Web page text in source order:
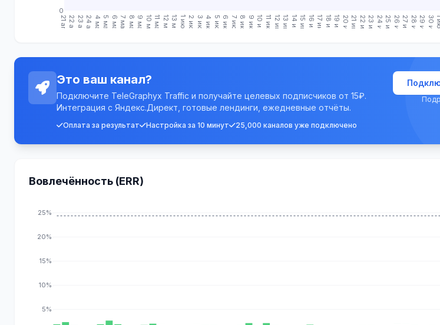
21 апр.22 апр.23 апр.24 апр. 4 мая5 мая 6 мая 7 мая 8 мая9 мая 10 мая11 мая 12 мая13 мая 1 июн. 2 июн. 3 июн.4 июн.5 июн.6 июн.7 июн.8 июн.9 июн.10 июн.11 июн.12 июн.13 июн.14 июн.15 июн.16 июн.17 июн.18 июн.19 июн.20 июн.21 июн.22 июн.23 июн.24 июн.25 июн.26 июн.27 июн.28 июн.29 июн.30 июн.1 июл.
0
Это ваш канал?
Подключите TeleGraphyx Traffic и получайте целевых подписчиков от 15₽.
Интеграция с Яндекс.Директ, готовые лендинги, ежедневные отчёты.
Оплата за результат Настройка за 10 минут 25,000 каналов уже подключено
Вовлечённость (ERR)
5%
10%
15%
20%
25%